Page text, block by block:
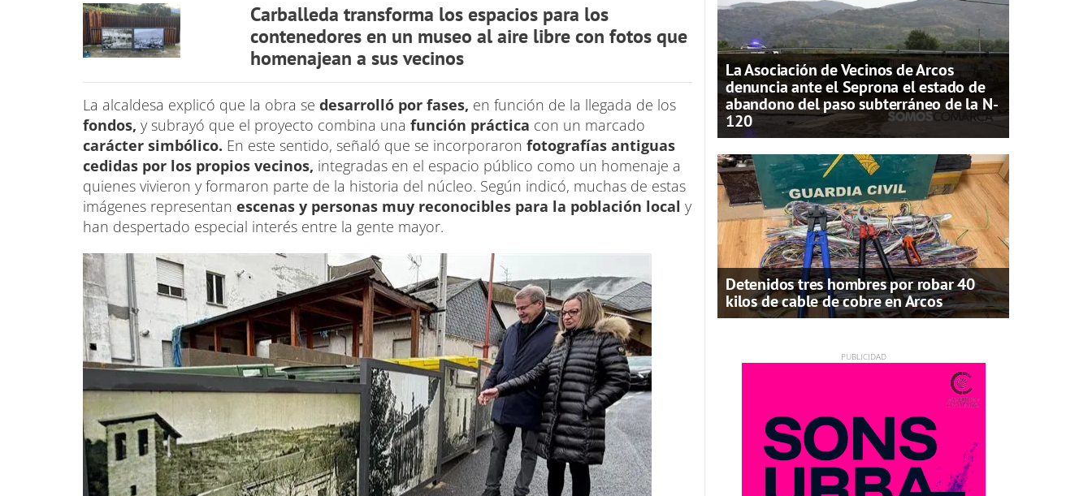
Carballeda transforma los espacios para los
contenedores en un museo al aire libre con fotos que
homenajean a sus vecinos
La alcaldesa explicó que la obra se desarrolló por fases, en función de la llegada de los
fondos, y subrayó que el proyecto combina una función práctica con un marcado
carácter simbólico. En este sentido, señaló que se incorporaron fotografías antiguas
cedidas por los propios vecinos, integradas en el espacio público como un homenaje a
quienes vivieron y formaron parte de la historia del núcleo. Según indicó, muchas de estas
imágenes representan escenas y personas muy reconocibles para la población local y
han despertado especial interés entre la gente mayor.
La Asociación de Vecinos de Arcos
denuncia ante el Seprona el estado de
abandono del paso subterráneo de la N-
120
Detenidos tres hombres por robar 40
kilos de cable de cobre en Arcos